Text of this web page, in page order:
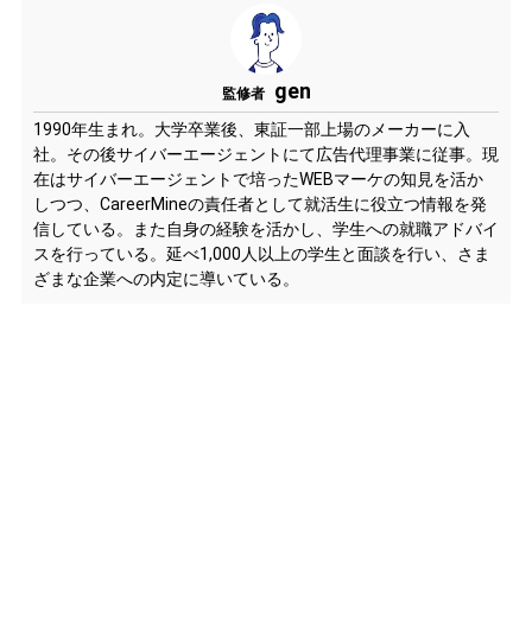
監修者 gen
1990年生まれ。大学卒業後、東証一部上場のメーカーに入
社。その後サイバーエージェントにて広告代理事業に従事。現
在はサイバーエージェントで培ったWEBマーケの知見を活か
しつつ、CareerMineの責任者として就活生に役立つ情報を発
信している。また自身の経験を活かし、学生への就職アドバイ
スを行っている。延べ1,000人以上の学生と面談を行い、さま
ざまな企業への内定に導いている。